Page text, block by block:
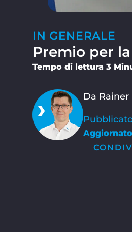
IN GENERALE
Premio per
Tempo di lettura 3
Da